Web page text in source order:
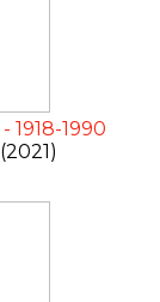
1918-1990